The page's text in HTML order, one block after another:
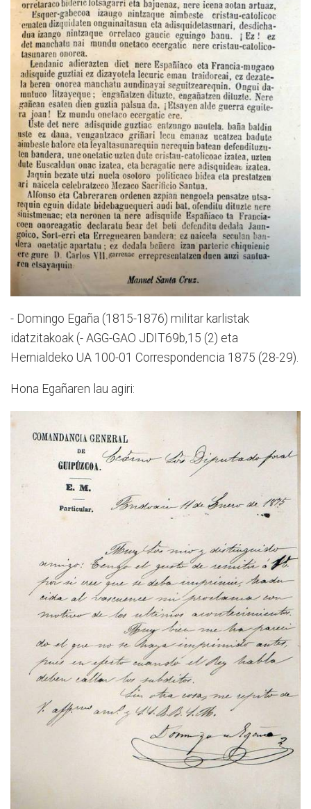
- Domingo Egaña (1815-1876) militar karlistak
idatzitakoak (- AGG-GAO JDIT69b,15 (2) eta
Hernialdeko UA 100-01 Correspondencia 1875 (28-29).
Hona Egañaren lau agiri: